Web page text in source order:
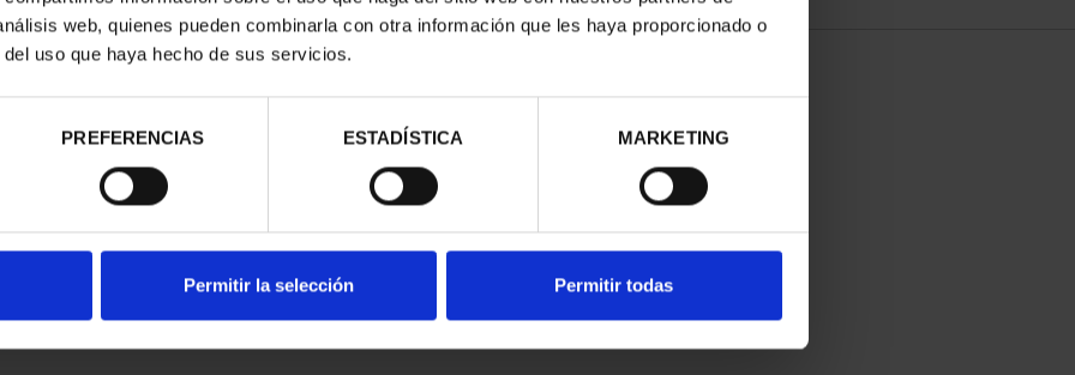
web, quienes pueden combinarla con otra información que les haya proporcionado o
uso que haya hecho de sus servicios.
PREFERENCIAS ESTADÍSTICA MARKETING
Permitir la selección Permitir todas